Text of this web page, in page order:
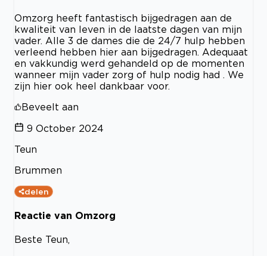
Omzorg heeft fantastisch bijgedragen aan de
kwaliteit van leven in de laatste dagen van mijn
vader. Alle 3 de dames die de 24/7 hulp hebben
verleend hebben hier aan bijgedragen. Adequaat
en vakkundig werd gehandeld op de momenten
wanneer mijn vader zorg of hulp nodig had . We
zijn hier ook heel dankbaar voor.
Beveelt aan
9 October 2024
Teun
Brummen
delen
Reactie van Omzorg
Beste Teun,